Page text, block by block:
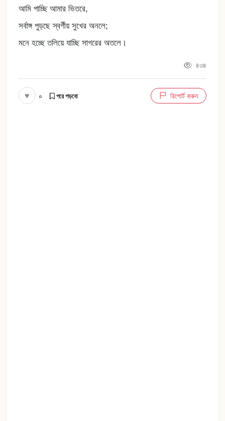
আমি পাচ্ছি আমার ভিতরে,
সর্বাঙ্গ পুড়ছে স্বর্গীয় সুখের অনলে;
মনে হচ্ছে তলিয়ে যাচ্ছি সাগরের অতলে।
৪৩৪
♥ ০ পরে পড়বো রিপোর্ট করুন